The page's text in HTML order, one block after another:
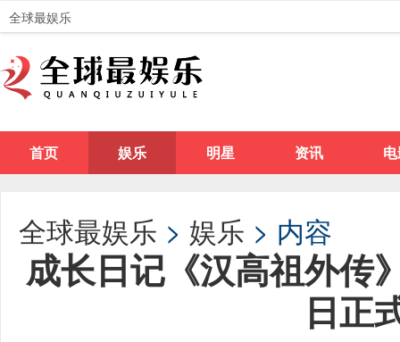
全球最娱乐
首页 娱乐 明星 资讯
全球最娱乐 > 娱乐 > 内容
成长日记《汉高祖外传
日正